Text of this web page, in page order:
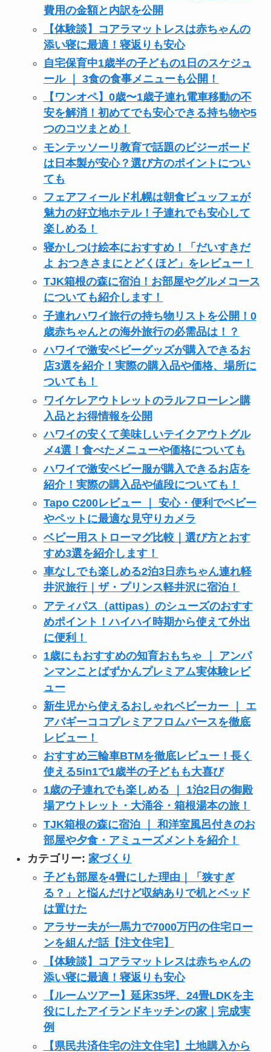
費用の金額と内訳を公開
【体験談】コアラマットレスは赤ちゃんの
添い寝に最適！寝返りも安心
自宅保育中1歳半の子どもの1日のスケジュ
ール ｜ 3食の食事メニューも公開！
【ワンオペ】0歳〜1歳子連れ電車移動の不
安を解消！初めてでも安心できる持ち物や5
つのコツまとめ！
モンテッソーリ教育で話題のビジーボード
は日本製が安心？選び方のポイントについ
ても
フェアフィールド札幌は朝食ビュッフェが
魅力の好立地ホテル！子連れでも安心して
楽しめる！
寝かしつけ絵本におすすめ！「だいすきだ
よ おつきさまにとどくほど」をレビュー！
TJK箱根の森に宿泊！お部屋やグルメコース
についても紹介します！
子連れハワイ旅行の持ち物リストを公開！0
歳赤ちゃんとの海外旅行の必需品は！？
ハワイで激安ベビーグッズが購入できるお
店3選を紹介！実際の購入品や価格、場所に
ついても！
ワイケレアウトレットのラルフローレン購
入品とお得情報を公開
ハワイの安くて美味しいテイクアウトグル
メ4選！食べたメニューや価格についても
ハワイで激安ベビー服が購入できるお店を
紹介！実際の購入品や値段についても！
Tapo C200レビュー ｜ 安心・便利でベビー
やペットに最適な見守りカメラ
ベビー用ストローマグ比較｜選び方とおす
すめ3選を紹介します！
車なしでも楽しめる2泊3日赤ちゃん連れ軽
井沢旅行｜ザ・プリンス軽井沢に宿泊！
アティパス（attipas）のシューズのおすす
めポイント！ハイハイ時期から使えて外出
に便利！
1歳にもおすすめの知育おもちゃ ｜ アンパ
ンマンことばずかんプレミアム実体験レビ
ュー
新生児から使えるおしゃれベビーカー ｜ エ
アバギーココプレミアフロムバースを徹底
レビュー！
おすすめ三輪車BTMを徹底レビュー！長く
使える5in1で1歳半の子どもも大喜び
1歳の子連れでも楽しめる ｜ 1泊2日の御殿
場アウトレット・大涌谷・箱根湯本の旅！
TJK箱根の森に宿泊 ｜ 和洋室風呂付きのお
部屋や夕食・アミューズメントを紹介！
カテゴリー: 家づくり
子ども部屋を4畳にした理由｜「狭すぎ
る？」と悩んだけど収納ありで机とベッド
は置けた
アラサー夫が一馬力で7000万円の住宅ロー
ンを組んだ話【注文住宅】
【体験談】コアラマットレスは赤ちゃんの
添い寝に最適！寝返りも安心
【ルームツアー】延床35坪、24畳LDKを主
役にしたアイランドキッチンの家｜完成実
例
【県民共済住宅の注文住宅】土地購入から